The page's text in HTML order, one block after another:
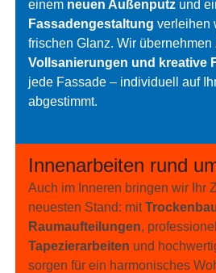
einem neuen Außenputzund
Fassadengestaltung verleihen
frischen Glanz. Wir übernehmen
Vollsanierungen und kreative
jede Fassade – individuell auf
abgestimmt.
Innenarbeiten rund
Auch im Inneren bringen wir Ihr
neuesten Stand: mit
Raumaufteilungen,
Tapezierarbeiten und
sorgen für ein harmonisches